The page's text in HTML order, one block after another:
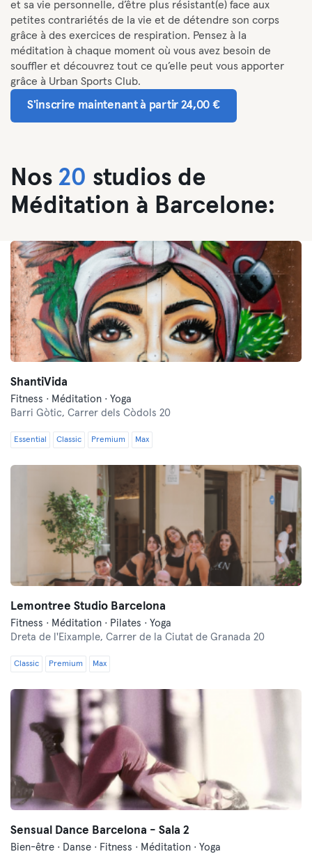
et sa vie personnelle, d’être plus résistant(e) face aux
petites contrariétés de la vie et de détendre son corps
grâce à des exercices de respiration. Pensez à la
méditation à chaque moment où vous avez besoin de
souffler et découvrez tout ce qu’elle peut vous apporter
grâce à Urban Sports Club.
S'inscrire maintenant à partir 24,00 €
Nos 20 studios de
Méditation à Barcelone:
ShantiVida
Fitness · Méditation · Yoga
Barri Gòtic, Carrer dels Còdols 20
Essential Classic Premium Max
Lemontree Studio Barcelona
Fitness · Méditation · Pilates · Yoga
Dreta de l'Eixample, Carrer de la Ciutat de Granada 20
Classic Premium Max
Sensual Dance Barcelona - Sala 2
Bien-être · Danse · Fitness · Méditation · Yoga